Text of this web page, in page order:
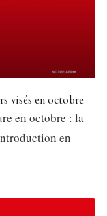
visés en octobre
en octobre : la
en